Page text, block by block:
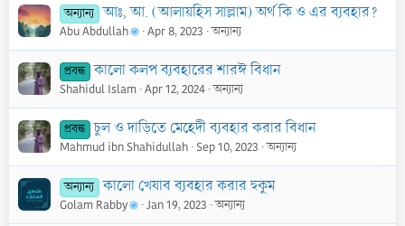
অন্যান্য আঃ, আ. (আলায়হিস সাল্লাম) অর্থ কি ও এর ব্যবহার?
Abu Abdullah Apr 8, 2023 অন্যান্য
প্রবন্ধ কালো কলপ ব্যবহারের শারঈ বিধান
Shahidul Islam Apr 12, 2024 অন্যান্য
প্রবন্ধ চুল ও দাড়িতে মেহেদী ব্যবহার করার বিধান
Mahmud ibn Shahidullah Sep 10, 2023 অন্যান্য
অন্যান্য কালো খেযাব ব্যবহার করার হুকুম
Golam Rabby Jan 19, 2023 অন্যান্য